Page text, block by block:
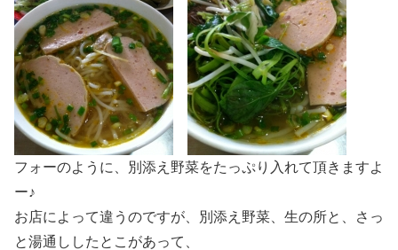
フォーのように、別添え野菜をたっぷり入れて頂きますよ
ー♪
お店によって違うのですが、別添え野菜、生の所と、さっ
と湯通ししたとこがあって、